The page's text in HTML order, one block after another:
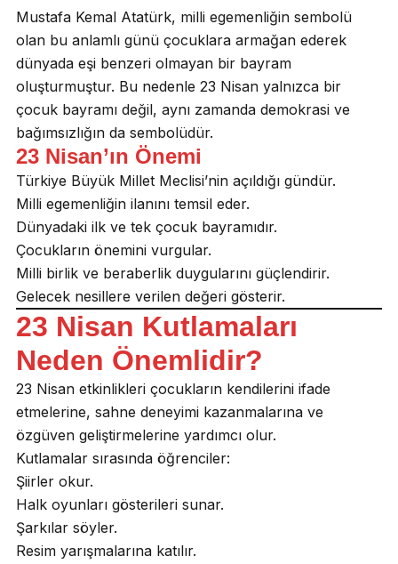
Mustafa Kemal Atatürk, milli egemenliğin sembolü
olan bu anlamlı günü çocuklara armağan ederek
dünyada eşi benzeri olmayan bir bayram
oluşturmuştur. Bu nedenle 23 Nisan yalnızca bir
çocuk bayramı değil, aynı zamanda demokrasi ve
bağımsızlığın da sembolüdür.
23 Nisan’ın Önemi
Türkiye Büyük Millet Meclisi’nin açıldığı gündür.
Milli egemenliğin ilanını temsil eder.
Dünyadaki ilk ve tek çocuk bayramıdır.
Çocukların önemini vurgular.
Milli birlik ve beraberlik duygularını güçlendirir.
Gelecek nesillere verilen değeri gösterir.
23 Nisan Kutlamaları
Neden Önemlidir?
23 Nisan etkinlikleri çocukların kendilerini ifade
etmelerine, sahne deneyimi kazanmalarına ve
özgüven geliştirmelerine yardımcı olur.
Kutlamalar sırasında öğrenciler:
Şiirler okur.
Halk oyunları gösterileri sunar.
Şarkılar söyler.
Resim yarışmalarına katılır.